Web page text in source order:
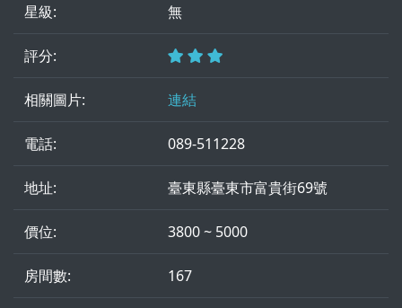
星級: 無
評分:
相關圖片: 連結
電話: 089-511228
地址: 臺東縣臺東市富貴街69號
價位: 3800 ~ 5000
房間數: 167